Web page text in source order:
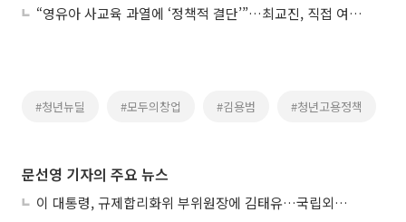
“영유아 사교육 과열에 ‘정책적 결단’”…최교진, 직접 여론전
#청년뉴딜 #모두의창업 #김용범 #청년고용정책
문선영 기자의 주요 뉴스
이 대통령, 규제합리화위 부위원장에 김태유…국립외교원장 김흥규